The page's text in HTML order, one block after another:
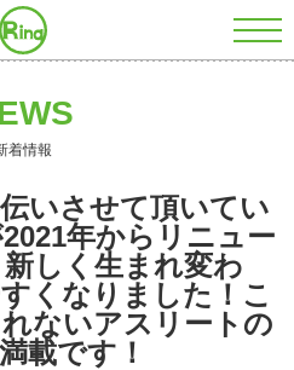
着情報
いさせて頂いてい
年からリニュー
しく生まれ変わ
くなりました！こ
ないアスリートの
載です！